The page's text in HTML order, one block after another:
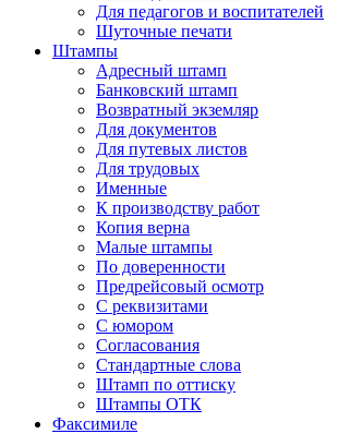
Для педагогов и воспитателей
Шуточные печати
Штампы
Адресный штамп
Банковский штамп
Возвратный экземляр
Для документов
Для путевых листов
Для трудовых
Именные
К производству работ
Копия верна
Малые штампы
По доверенности
Предрейсовый осмотр
С реквизитами
С юмором
Согласования
Стандартные слова
Штамп по оттиску
Штампы ОТК
Факсимиле